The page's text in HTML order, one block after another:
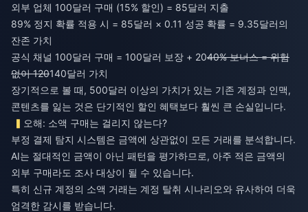
외부 업체 100달러 구매 (15% 할인) = 85달러 지출
89% 정지 확률 적용 시 = 85달러 × 0.11 성공 확률 = 9.35달러의
잔존 가치
공식 채널 100달러 구매 = 100달러 보장 + 2040% 보너스 = 위험
없이 120140달러 가치
장기적으로 볼 때, 500달러 이상의 가치가 있는 기존 계정과 인맥,
콘텐츠를 잃는 것은 단기적인 할인 혜택보다 훨씬 큰 손실입니다.
오해: 소액 구매는 걸리지 않는다?
부정 결제 탐지 시스템은 금액에 상관없이 모든 거래를 분석합니다.
AI는 절대적인 금액이 아닌 패턴을 평가하므로, 아주 적은 금액의
외부 구매라도 조사 대상이 될 수 있습니다.
특히 신규 계정의 소액 거래는 계정 탈취 시나리오와 유사하여 더욱
엄격한 감시를 받습니다.